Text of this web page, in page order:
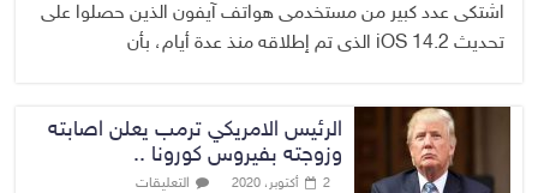
اشتكى عدد كبير من مستخدمى هواتف آيفون الذين حصلوا على
تحديث iOS 14.2 الذى تم إطلاقه منذ عدة أيام، بأن
الرئيس الامريكي ترمب يعلن اصابته
وزوجته بفيروس كورونا ..
2 أكتوبر، 2020 التعليقات